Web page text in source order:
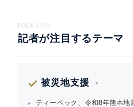
FOCUS ON
記者が注目するテーマ
被災地支援
ティーペック、令和8年熊本地